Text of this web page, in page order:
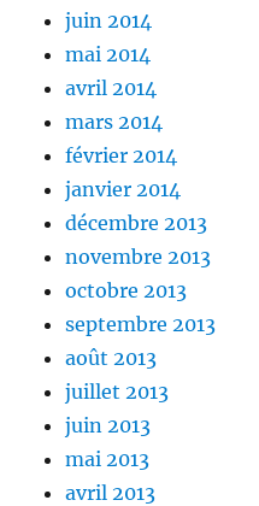
juin 2014
mai 2014
avril 2014
mars 2014
février 2014
janvier 2014
décembre 2013
novembre 2013
octobre 2013
septembre 2013
août 2013
juillet 2013
juin 2013
mai 2013
avril 2013